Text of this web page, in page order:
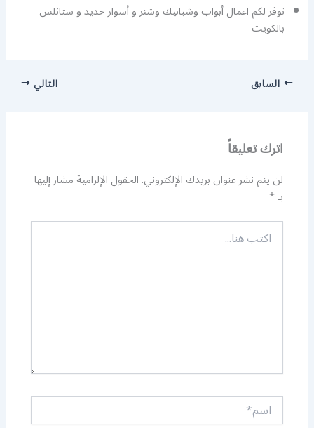
نوفر لكم اعمال أبواب وشبابيك وشتر و أسوار حديد و ستانلس
بالكويت
السابق التالي
اترك تعليقاً
لن يتم نشر عنوان بريدك الإلكتروني.الحقول الإلزامية مشار إليها
بـ*
اكتب
هنا...
اسم*